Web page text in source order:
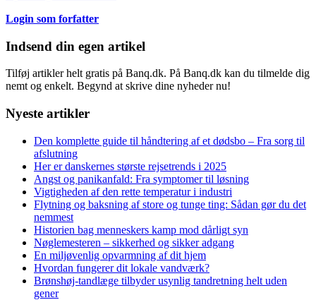
Login som forfatter
Indsend din egen artikel
Tilføj artikler helt gratis på Banq.dk. På Banq.dk kan du tilmelde dig
nemt og enkelt. Begynd at skrive dine nyheder nu!
Nyeste artikler
Den komplette guide til håndtering af et dødsbo – Fra sorg til
afslutning
Her er danskernes største rejsetrends i 2025
Angst og panikanfald: Fra symptomer til løsning
Vigtigheden af den rette temperatur i industri
Flytning og baksning af store og tunge ting: Sådan gør du det
nemmest
Historien bag menneskers kamp mod dårligt syn
Nøglemesteren – sikkerhed og sikker adgang
En miljøvenlig opvarmning af dit hjem
Hvordan fungerer dit lokale vandværk?
Brønshøj-tandlæge tilbyder usynlig tandretning helt uden
gener